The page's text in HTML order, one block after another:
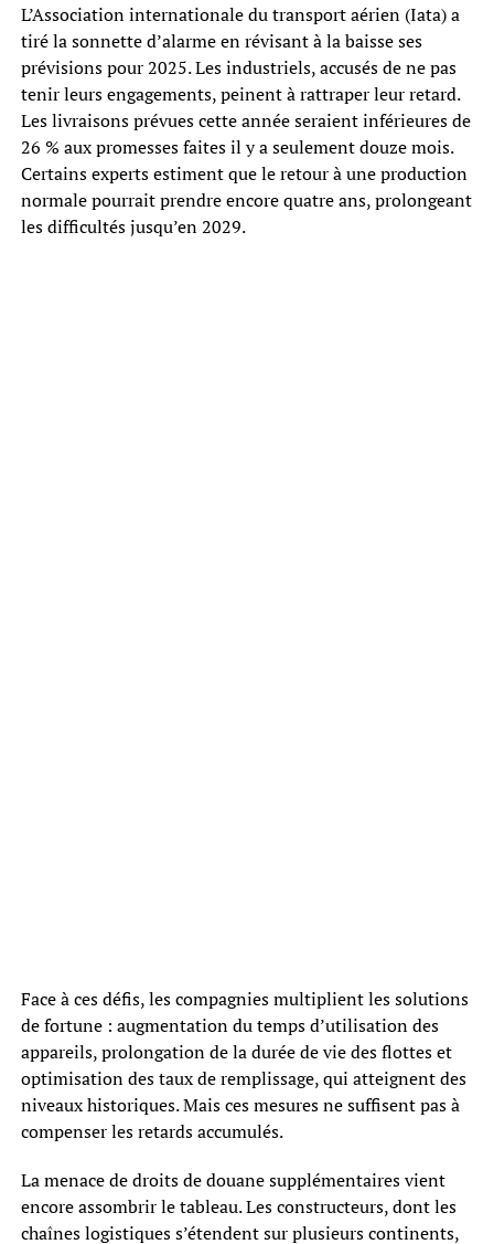
L’Association internationale du transport aérien (Iata) a
tiré la sonnette d’alarme en révisant à la baisse ses
prévisions pour 2025. Les industriels, accusés de ne pas
tenir leurs engagements, peinent à rattraper leur retard.
Les livraisons prévues cette année seraient inférieures de
26 % aux promesses faites il y a seulement douze mois.
Certains experts estiment que le retour à une production
normale pourrait prendre encore quatre ans, prolongeant
les difficultés jusqu’en 2029.
Face à ces défis, les compagnies multiplient les solutions
de fortune : augmentation du temps d’utilisation des
appareils, prolongation de la durée de vie des flottes et
optimisation des taux de remplissage, qui atteignent des
niveaux historiques. Mais ces mesures ne suffisent pas à
compenser les retards accumulés.
La menace de droits de douane supplémentaires vient
encore assombrir le tableau. Les constructeurs, dont les
chaînes logistiques s’étendent sur plusieurs continents,